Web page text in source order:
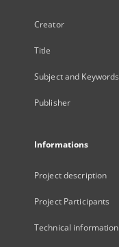
Creator
Title
Subject and Keywords
Publisher
Informations
Project description
Project Participants
Technical information